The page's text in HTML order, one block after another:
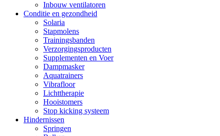
Inbouw ventilatoren
Conditie en gezondheid
Solaria
Stapmolens
Trainingsbanden
Verzorgingsproducten
Supplementen en Voer
Dampmasker
Aquatrainers
Vibrafloor
Lichttherapie
Hooistomers
Stop kicking systeem
Hindernissen
Springen